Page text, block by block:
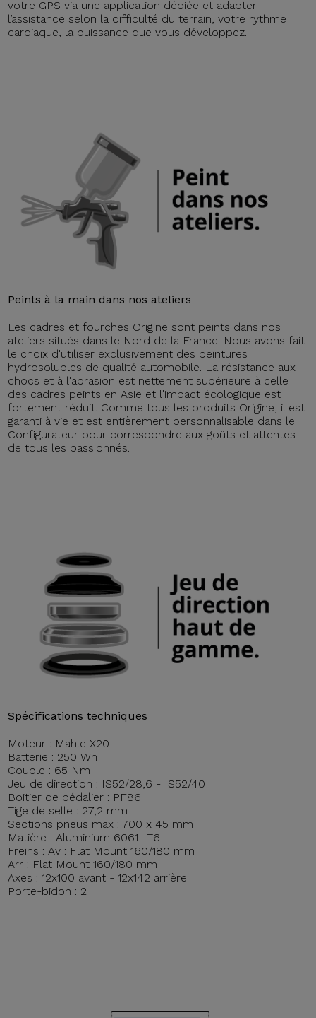
votre GPS via une application dédiée et adapter
l’assistance selon la difficulté du terrain, votre rythme
cardiaque, la puissance que vous développez.
Peints à la main dans nos ateliers
Les cadres et fourches Origine sont peints dans nos
ateliers situés dans le Nord de la France. Nous avons fait
le choix d'utiliser exclusivement des peintures
hydrosolubles de qualité automobile. La résistance aux
chocs et à l'abrasion est nettement supérieure à celle
des cadres peints en Asie et l'impact écologique est
fortement réduit. Comme tous les produits Origine, il est
garanti à vie et est entièrement personnalisable dans le
Configurateur pour correspondre aux goûts et attentes
de tous les passionnés.
Spécifications techniques
Moteur : Mahle X20
Batterie : 250 Wh
Couple : 65 Nm
Jeu de direction : IS52/28,6 - IS52/40
Boitier de pédalier : PF86
Tige de selle : 27,2 mm
Sections pneus max : 700 x 45 mm
Matière : Aluminium 6061- T6
Freins : Av : Flat Mount 160/180 mm
Arr : Flat Mount 160/180 mm
Axes : 12x100 avant - 12x142 arrière
Porte-bidon : 2